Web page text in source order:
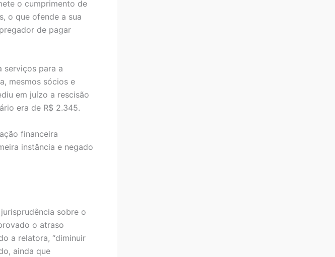
o cumprimento de
o que ofende a sua
de pagar
serviços para a
mesmos sócios e
em juízo a rescisão
era de R$ 2.345.
financeira
instância e negado
sobre o
o atraso
a relatora, “diminuir
ainda que